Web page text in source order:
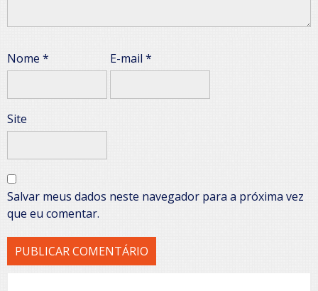
Nome * E-mail *
Site
Salvar meus dados neste navegador para a próxima vez
que eu comentar.